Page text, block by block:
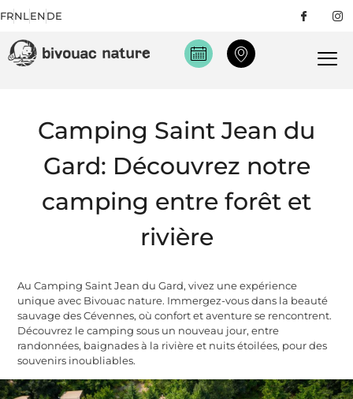
FRNLENDE
Camping Saint Jean du
Gard: Découvrez notre
camping entre forêt et
rivière
Au Camping Saint Jean du Gard, vivez une expérience
unique avec Bivouac nature. Immergez-vous dans la beauté
sauvage des Cévennes, où confort et aventure se rencontrent.
Découvrez le camping sous un nouveau jour, entre
randonnées, baignades à la rivière et nuits étoilées, pour des
souvenirs inoubliables.